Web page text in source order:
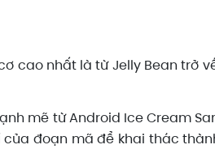
cao nhất là từ Jelly Bean trở
mẽ từ Android Ice Cream
của đoạn mã để khai thác